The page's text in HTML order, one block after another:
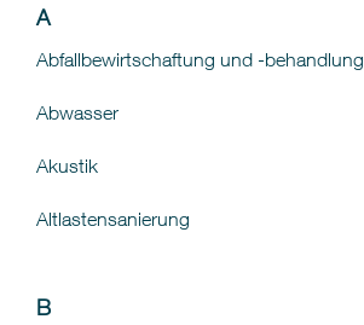
A
Abfallbewirtschaftung und -behandlung
Abwasser
Akustik
Altlastensanierung
B